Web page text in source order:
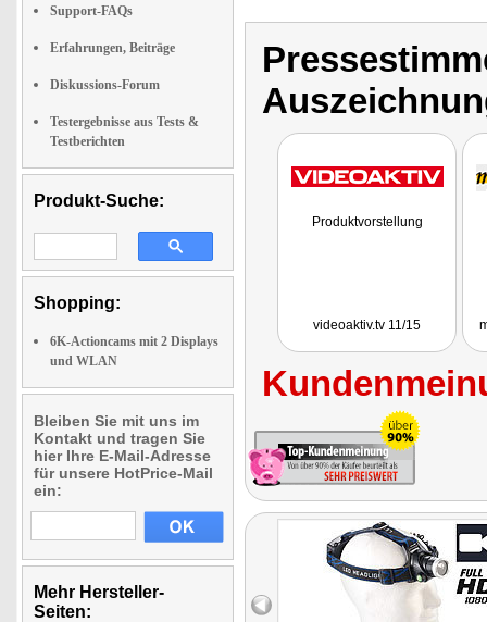
Support-FAQs
Erfahrungen, Beiträge
Diskussions-Forum
Testergebnisse aus Tests &
Testberichten
Produkt-Suche:
Shopping:
6K-Actioncams mit 2 Displays
und WLAN
Bleiben Sie mit uns im
Kontakt und tragen Sie
hier Ihre E-Mail-Adresse
für unsere HotPrice-Mail
ein:
Mehr Hersteller-
Seiten:
Produktvorstellung
videoaktiv.tv 11/15